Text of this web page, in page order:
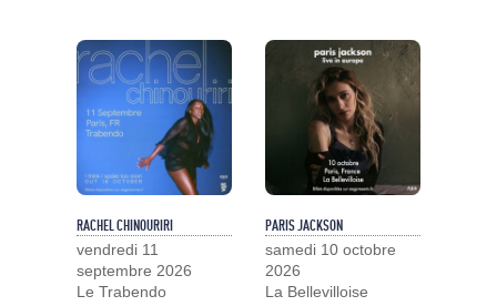
RACHEL CHINOURIRI
vendredi 11
septembre 2026
Le Trabendo
PARIS JACKSON
samedi 10 octobre
2026
La Bellevilloise